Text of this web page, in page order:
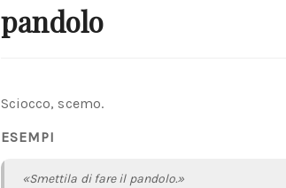
pandolo
Sciocco, scemo.
ESEMPI
«Smettila di fare il pandolo.»